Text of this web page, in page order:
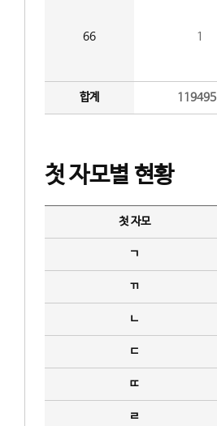
66 1
합계
첫 자모별 현황
첫 자모
ㄱ
ㄲ
ㄴ
ㄷ
ㄸ
ㄹ